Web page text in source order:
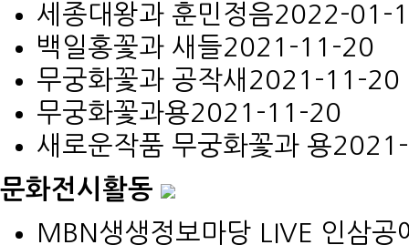
세종대왕과 훈민정음2022-01-
백일홍꽃과 새들2021-11-20
무궁화꽃과 공작새 2021-11-20
무궁화꽃과용2021-11-20
새로운작품 무궁화꽃과 용
문화전시활동
MBN생생정보마당 LIVE 인삼공